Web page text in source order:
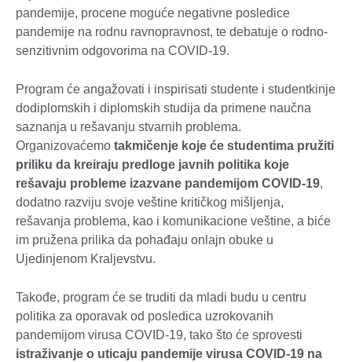
pandemije, procene moguće negativne posledice
pandemije na rodnu ravnopravnost, te debatuje o rodno-
senzitivnim odgovorima na COVID-19.
Program će angažovati i inspirisati studente i studentkinje
dodiplomskih i diplomskih studija da primene naučna
saznanja u rešavanju stvarnih problema.
Organizovaćemo takmičenje koje će studentima pružiti
priliku da kreiraju predloge javnih politika koje
rešavaju probleme izazvane pandemijom COVID-19,
dodatno razviju svoje veštine kritičkog mišljenja,
rešavanja problema, kao i komunikacione veštine, a biće
im pružena prilika da pohađaju onlajn obuke u
Ujedinjenom Kraljevstvu.
Takođe, program će se truditi da mladi budu u centru
politika za oporavak od posledica uzrokovanih
pandemijom virusa COVID-19, tako što će sprovesti
istraživanje o uticaju pandemije virusa COVID-19 na